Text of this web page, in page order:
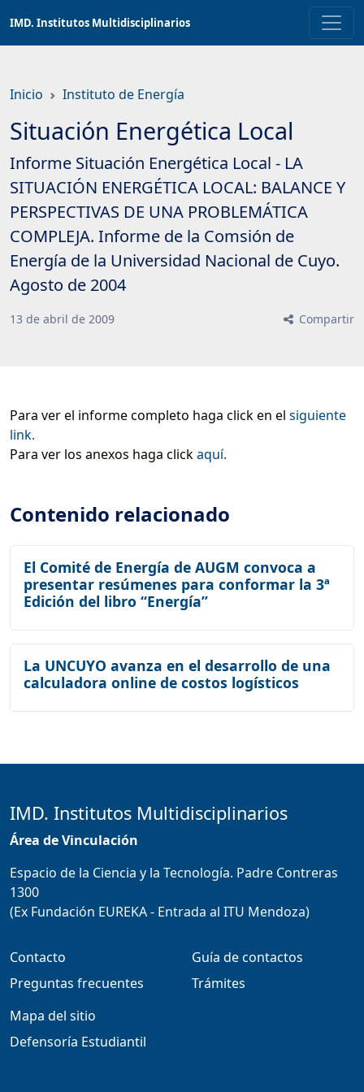
contenido
IMD. Institutos Multidisciplinarios
Inicio Instituto de Energía
Situación Energética Local
Informe Situación Energética Local - LA
SITUACIÓN ENERGÉTICA LOCAL: BALANCE Y
PERSPECTIVAS DE UNA PROBLEMÁTICA
COMPLEJA. Informe de la Comsión de
Energía de la Universidad Nacional de Cuyo.
Agosto de 2004
13 de abril de 2009 Compartir
Para ver el informe completo haga click en el siguiente
link.
Para ver los anexos haga clickaquí.
Contenido relacionado
El Comité de Energía de AUGM convoca a
presentar resúmenes para conformar la 3ª
Edición del libro “Energía”
La UNCUYO avanza en el desarrollo de una
calculadora online de costos logísticos
IMD. Institutos Multidisciplinarios
Área de Vinculación
Espacio de la Ciencia y la Tecnología. Padre Contreras
1300
(Ex Fundación EUREKA - Entrada al ITU Mendoza)
Contacto
Preguntas frecuentes
Guía de contactos
Trámites
Mapa del sitio
Defensoría Estudiantil